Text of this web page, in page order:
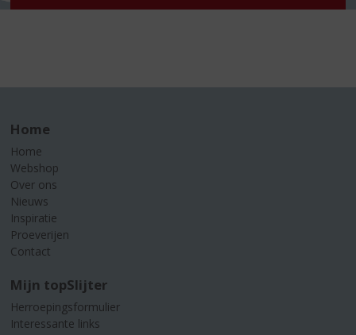
Home
Home
Webshop
Over ons
Nieuws
Inspiratie
Proeverijen
Contact
Mijn topSlijter
Herroepingsformulier
Interessante links